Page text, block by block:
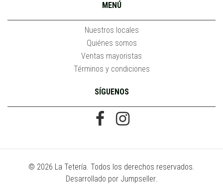
MENÚ
Nuestros locales
Quiénes somos
Ventas mayoristas
Términos y condiciones
SÍGUENOS
© 2026 La Tetería. Todos los derechos reservados.
Desarrollado por Jumpseller.